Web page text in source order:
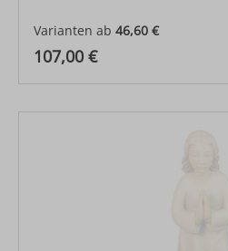
Varianten ab 46,60 €
Regulärer Preis:
107,00 €